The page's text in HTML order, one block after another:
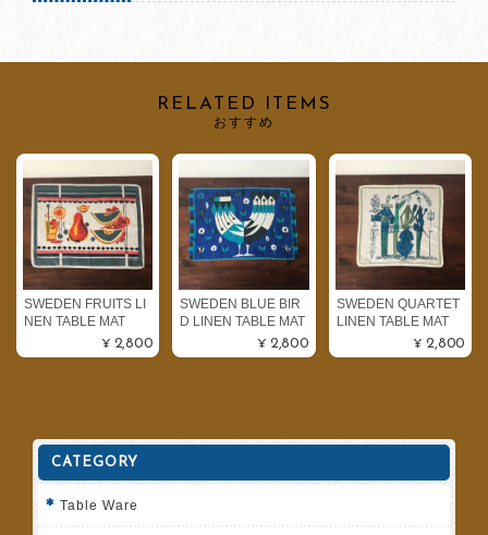
RELATED ITEMS
おすすめ
SWEDEN FRUITS LI
NEN TABLE MAT
¥2,800
SWEDEN BLUE BIR
D LINEN TABLE MAT
¥2,800
SWEDEN QUARTET
LINEN TABLE MAT
¥2,800
CATEGORY
Table Ware